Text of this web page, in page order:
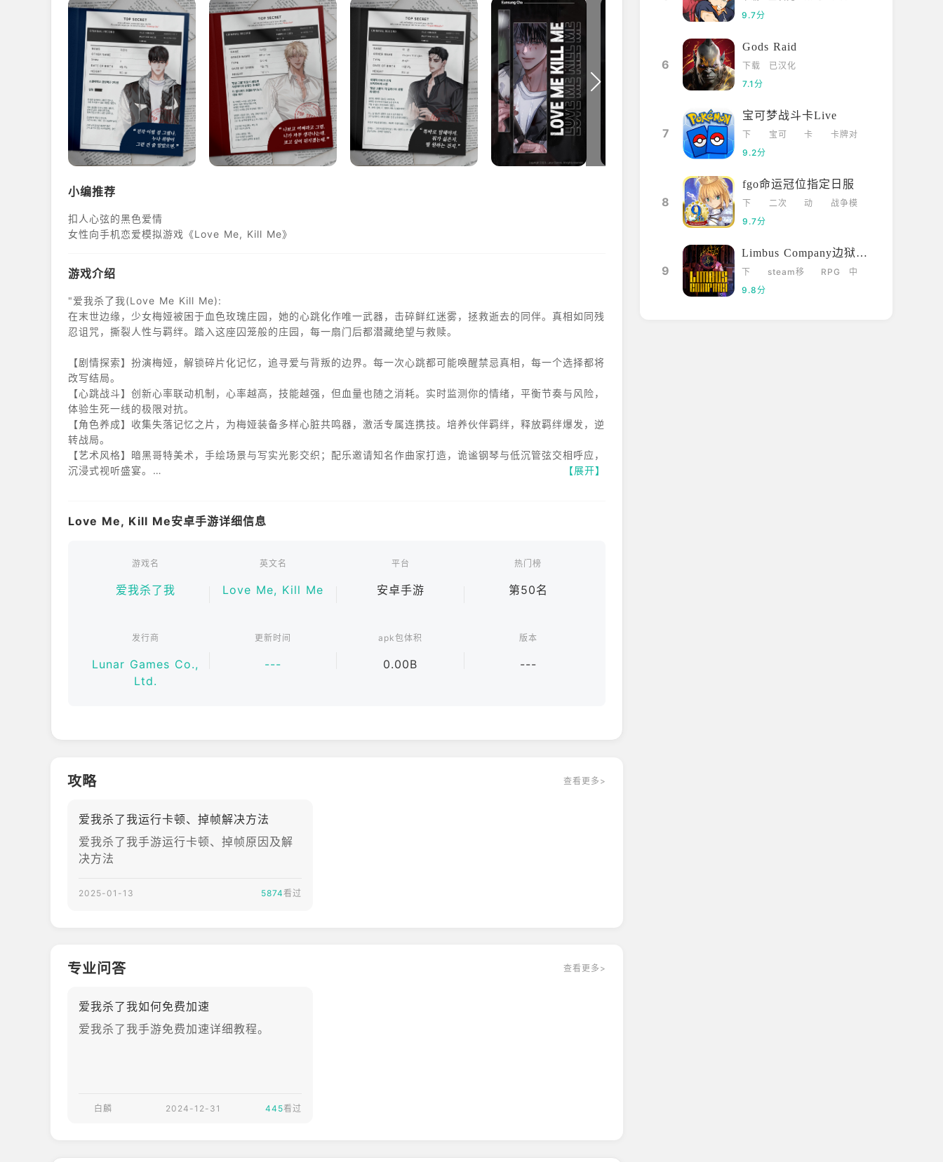
小编推荐
扣人心弦的黑色爱情
女性向手机恋爱模拟游戏《Love Me, Kill Me》
游戏介绍
"爱我杀了我(Love Me Kill Me):
在末世边缘，少女梅娅被困于血色玫瑰庄园，她的心跳化作唯一武器，击碎鲜红迷雾，拯救逝去的同伴。真相如同残
忍诅咒，撕裂人性与羁绊。踏入这座囚笼般的庄园，每一扇门后都潜藏绝望与救赎。
【剧情探索】扮演梅娅，解锁碎片化记忆，追寻爱与背叛的边界。每一次心跳都可能唤醒禁忌真相，每一个选择都将
改写结局。
【心跳战斗】创新心率联动机制，心率越高，技能越强，但血量也随之消耗。实时监测你的情绪，平衡节奏与风险，
体验生死一线的极限对抗。
【角色养成】收集失落记忆之片，为梅娅装备多样心脏共鸣器，激活专属连携技。培养伙伴羁绊，释放羁绊爆发，逆
转战局。
【艺术风格】暗黑哥特美术，手绘场景与写实光影交织；配乐邀请知名作曲家打造，诡谧钢琴与低沉管弦交相呼应，
沉浸式视听盛宴。
【展开】
Love Me, Kill Me安卓手游详细信息
游戏名
爱我杀了我
英文名
Love Me, Kill Me
平台
安卓手游
热门榜
第50名
发行商
Lunar Games Co.,
Ltd.
更新时间
---
apk包体积
0.00B
版本
---
攻略 查看更多>
爱我杀了我运行卡顿、掉帧解决方法
爱我杀了我手游运行卡顿、掉帧原因及解
决方法
2025-01-13 5874看过
专业问答 查看更多>
爱我杀了我如何免费加速
爱我杀了我手游免费加速详细教程。
白麟 2024-12-31 445看过
9.7分
6
Gods Raid
下载
已汉化
7.1分
7
宝可梦战斗卡Live
下
载
宝可
卡
卡牌对
9.2分
8
fgo命运冠位指定日服
下
载
二次
动
战争模
9.7分
9
Limbus Company边狱巴士
下
载
steam移
RPG
中
9.8分